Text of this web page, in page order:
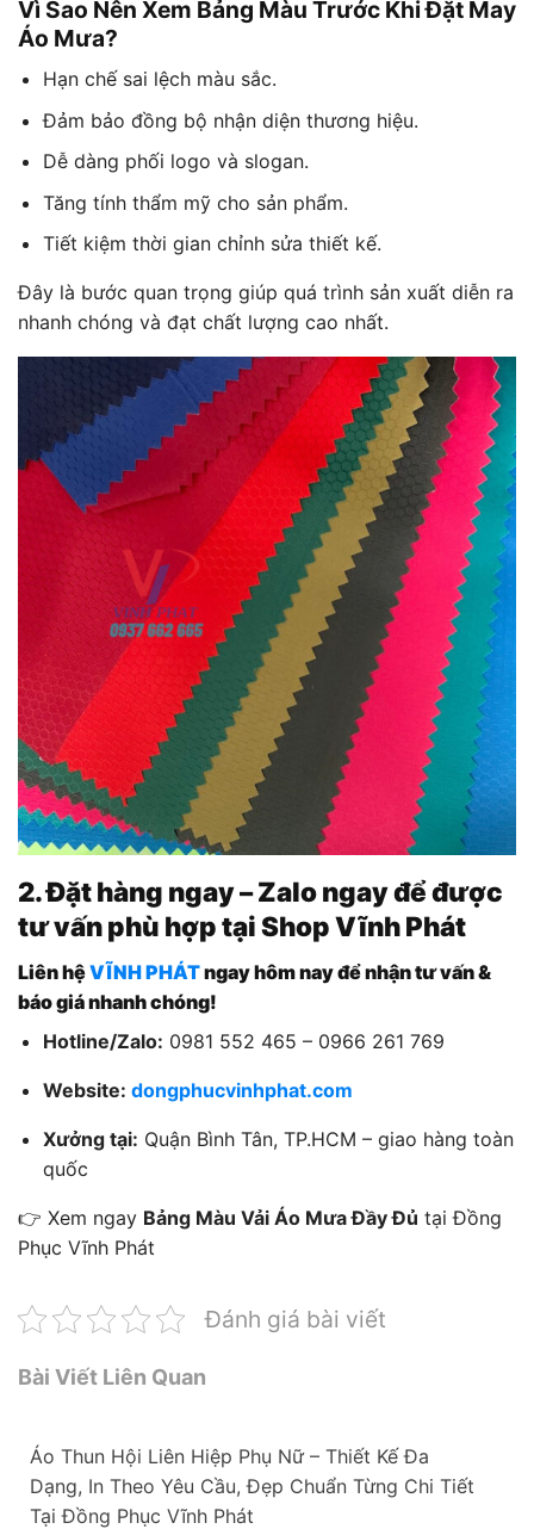
Vì Sao Nên Xem Bảng Màu Trước Khi Đặt May
Áo Mưa?
Hạn chế sai lệch màu sắc.
Đảm bảo đồng bộ nhận diện thương hiệu.
Dễ dàng phối logo và slogan.
Tăng tính thẩm mỹ cho sản phẩm.
Tiết kiệm thời gian chỉnh sửa thiết kế.
Đây là bước quan trọng giúp quá trình sản xuất diễn ra
nhanh chóng và đạt chất lượng cao nhất.
2. Đặt hàng ngay – Zalo ngay để được
tư vấn phù hợp tại Shop Vĩnh Phát
Liên hệVĨNH PHÁTngay hôm nay để nhận tư vấn &
báo giá nhanh chóng!
Hotline/Zalo: 0981 552 465 – 0966 261 769
Website: dongphucvinhphat.com
Xưởng tại: Quận Bình Tân, TP.HCM – giao hàng toàn
quốc
👉 Xem ngay Bảng Màu Vải Áo Mưa Đầy Đủ tại Đồng
Phục Vĩnh Phát
Đánh giá bài viết
Bài Viết Liên Quan
Áo Thun Hội Liên Hiệp Phụ Nữ – Thiết Kế Đa
Dạng, In Theo Yêu Cầu, Đẹp Chuẩn Từng Chi Tiết
Tại Đồng Phục Vĩnh Phát